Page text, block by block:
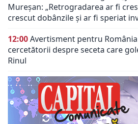
Mureșan: „Retrogradarea ar fi
crescut dobânzile şi ar fi speriat
12:00Avertisment pentru
cercetătorii despre seceta care
Rinul